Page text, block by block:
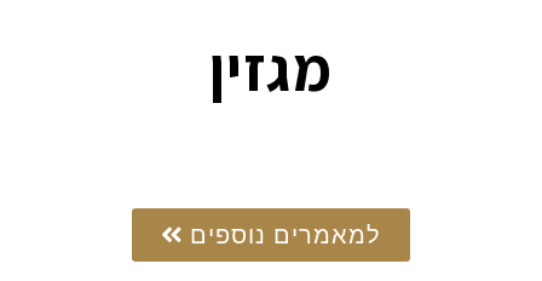
מגזין
למאמרים נוספים